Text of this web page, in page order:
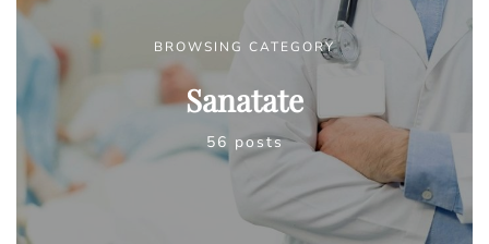
BROWSING CATEGORY
Sanatate
56 posts